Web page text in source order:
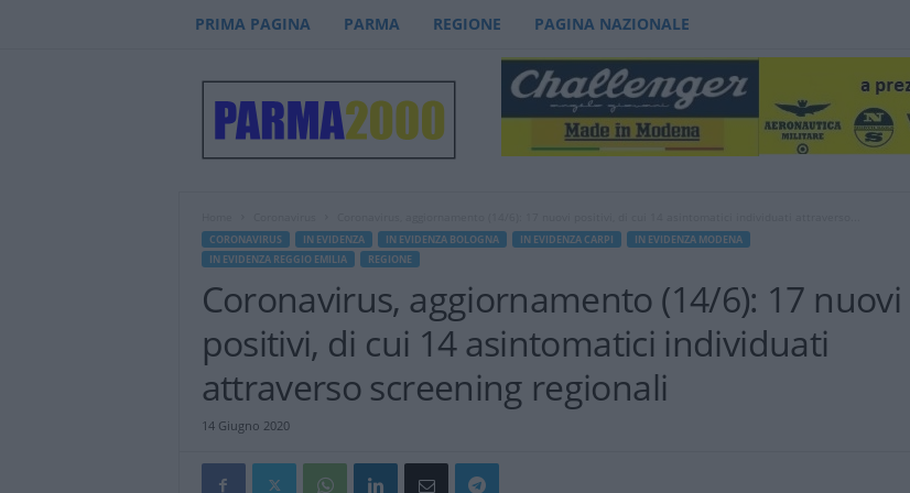
PRIMA PAGINA PARMA REGIONE PAGINA NAZIONALE
CORONAVIRUS IN EVIDENZA IN EVIDENZA BOLOGNA IN EVIDENZA CARPI
IN EVIDENZA MODENA
IN EVIDENZA REGGIO EMILIA
REGIONE
Coronavirus, aggiornamento (14/6): 17 nuovi
positivi, di cui 14 asintomatici individuati
attraverso screening regionali
14 Giugno 2020